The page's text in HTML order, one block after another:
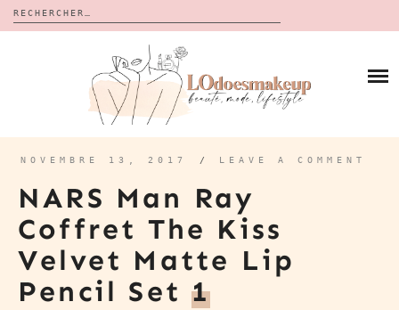
Rechercher :
CALENDRIERS DE L’AVENT
BON PLAN
À PROPOS
CONTACT
NOVEMBRE 13, 2017 / LEAVE A COMMENT
NARS Man Ray
Coffret The Kiss
Velvet Matte Lip
Pencil Set1